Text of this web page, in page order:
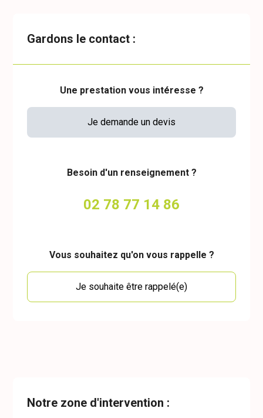
Gardons le contact :
Une prestation vous intéresse ?
Je demande un devis
Besoin d'un renseignement ?
02 78 77 14 86
Vous souhaitez qu'on vous rappelle ?
Je souhaite être rappelé(e)
Notre zone d'intervention :